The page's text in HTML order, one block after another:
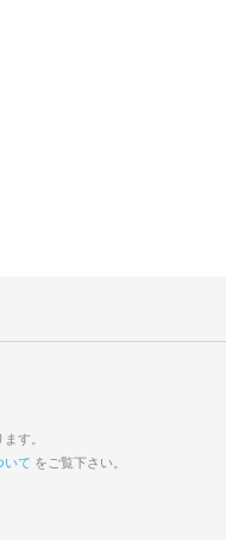
す。
いて をご覧下さい。